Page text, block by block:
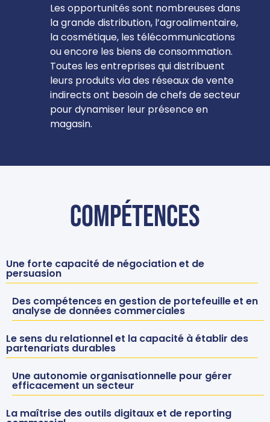
Les opportunités sont nombreuses dans
la grande distribution, l’agroalimentaire,
la cosmétique, les télécommunications
ou encore les biens de consommation.
Toutes les entreprises qui distribuent
leurs produits via des réseaux de vente
indirects ont besoin de chefs de secteur
pour dynamiser leur présence en
magasin.
Compétences
Une forte capacité de négociation et de
persuasion
Des compétences en gestion de portefeuille et en
analyse de données commerciales
Le sens du relationnel et la capacité à établir des
partenariats durables
Une autonomie organisationnelle pour gérer
efficacement un secteur
La maîtrise des outils digitaux et de reporting